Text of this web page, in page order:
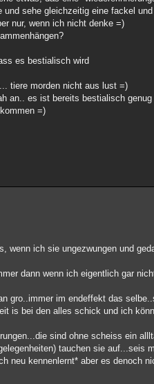
und sehe gleichzeitig eine fackel
nur, wenn ich nicht denke =)
es bestialisch wird
tiere morden nicht aus lust =)
an.. es ist bereits bestialisch genug
=)
wenn ich sie ungezwungen und
dann wenn ich eigentlich gar
gro..immer im endeffekt das
is bei den alles schick und ich
sind ohne scheiss ein
tauchen sie
neu kennenlernt* aber es denoch